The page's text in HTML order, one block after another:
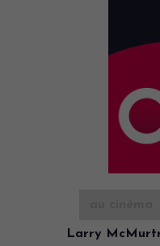
Larry